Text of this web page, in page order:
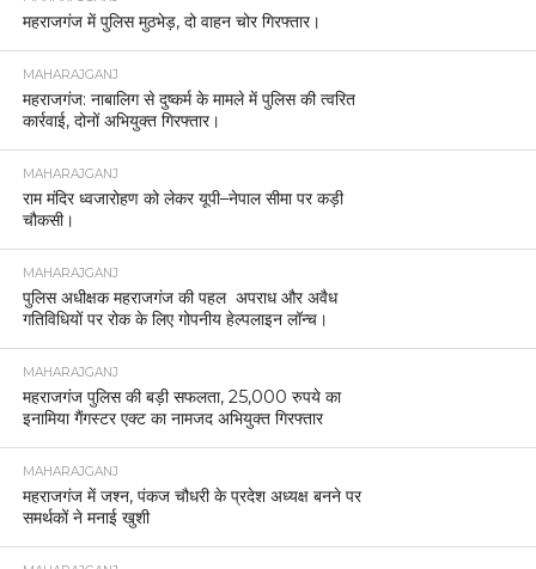
महराजगंज में पुलिस मुठभेड़, दो वाहन चोर गिरफ्तार।
MAHARAJGANJ
महराजगंज: नाबालिग से दुष्कर्म के मामले में पुलिस की त्वरित
कार्रवाई, दोनों अभियुक्त गिरफ्तार।
MAHARAJGANJ
राम मंदिर ध्वजारोहण को लेकर यूपी–नेपाल सीमा पर कड़ी
चौकसी।
MAHARAJGANJ
पुलिस अधीक्षक महराजगंज की पहल अपराध और अवैध
गतिविधियों पर रोक के लिए गोपनीय हेल्पलाइन लॉन्च।
MAHARAJGANJ
महराजगंज पुलिस की बड़ी सफलता, 25,000 रुपये का
इनामिया गैंगस्टर एक्ट का नामजद अभियुक्त गिरफ्तार
MAHARAJGANJ
महराजगंज में जश्न, पंकज चौधरी के प्रदेश अध्यक्ष बनने पर
समर्थकों ने मनाई खुशी